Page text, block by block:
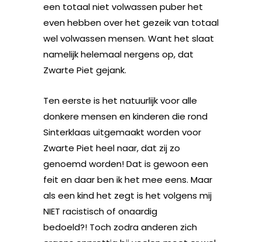
een totaal niet volwassen puber het
even hebben over het gezeik van totaal
wel volwassen mensen. Want het slaat
namelijk helemaal nergens op, dat
Zwarte Piet gejank.
Ten eerste is het natuurlijk voor alle
donkere mensen en kinderen die rond
Sinterklaas uitgemaakt worden voor
Zwarte Piet heel naar, dat zij zo
genoemd worden! Dat is gewoon een
feit en daar ben ik het mee eens. Maar
als een kind het zegt is het volgens mij
NIET racistisch of onaardig
bedoeld?! Toch zodra anderen zich